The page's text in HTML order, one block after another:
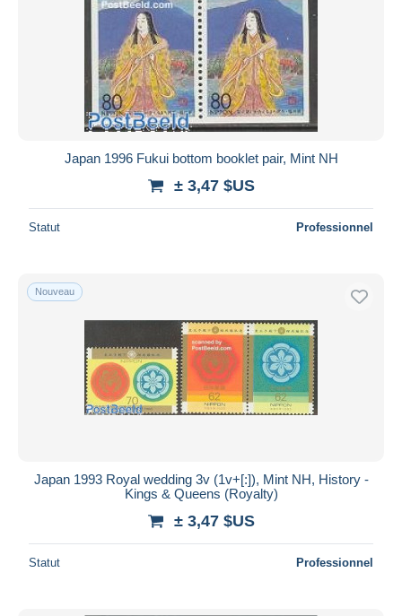
Japan 1996 Fukui bottom booklet pair, Mint NH
± 3,47 $US
Statut Professionnel
Nouveau
Japan 1993 Royal wedding 3v (1v+[:]), Mint NH, History -
Kings & Queens (Royalty)
± 3,47 $US
Statut Professionnel